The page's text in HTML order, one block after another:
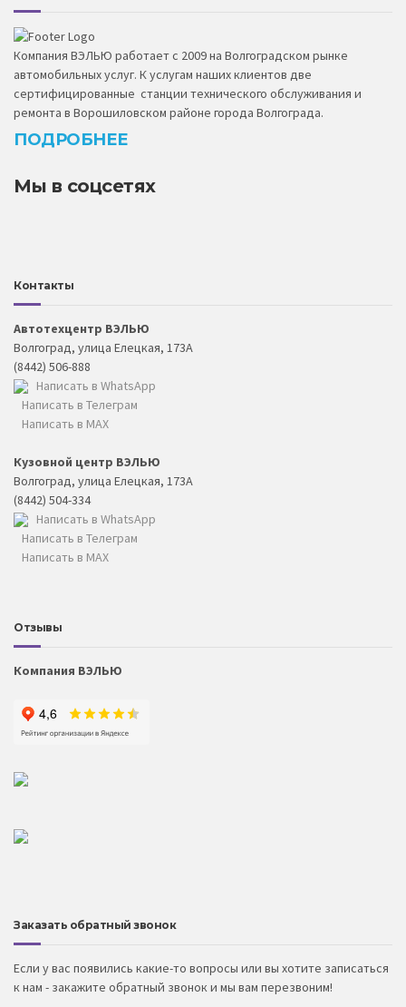
Компания ВЭЛЬЮ работает с 2009 на Волгоградском рынке
автомобильных услуг. К услугам наших клиентов две
сертифицированные станции технического обслуживания и
ремонта в Ворошиловском районе города Волгограда.
ПОДРОБНЕЕ
Мы в соцсетях
Контакты
Автотехцентр ВЭЛЬЮ
Волгоград, улица Елецкая, 173А
(8442) 506-888
Написать в WhatsApp
Написать в Телеграм
Написать в MAX
Кузовной центр ВЭЛЬЮ
Волгоград, улица Елецкая, 173А
(8442) 504-334
Написать в WhatsApp
Написать в Телеграм
Написать в MAX
Отзывы
Компания ВЭЛЬЮ
Заказать обратный звонок
Если у вас появились какие-то вопросы или вы хотите записаться
к нам - закажите обратный звонок и мы вам перезвоним!